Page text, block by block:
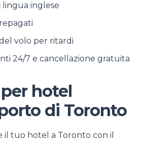
lingua inglese
volo per ritardi
24/7 e cancellazione gratuita
hotel
di Toronto
il tuo hotel a Toronto con il